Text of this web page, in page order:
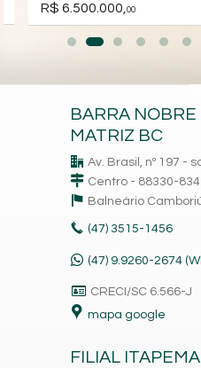
R$ 6.500.000,00
BARRA NOBRE
MATRIZ BC
Av. Brasil, nº 197 -
Centro - 88330-834
Balneário
(47) 3515-1456
(47) 9.9260-2674
CRECI/SC 6.566-J
mapa google
FILIAL ITAPEMA